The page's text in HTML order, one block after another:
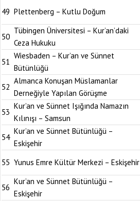
49 Plettenberg – Kutlu Doğum
50
Tübingen Üniversitesi – Kur’an’daki
Ceza Hukuku
51
Wiesbaden – Kur’an ve Sünnet
Bütünlüğü
52
Almanca Konuşan Müslamanlar
Derneğiyle Yapılan Görüşme
53
Kur’an ve Sünnet Işığında Namazın
Kılınışı – Samsun
54
Kur’an ve Sünnet Bütünlüğü –
Eskişehir
55 Yunus Emre Kültür Merkezi – Eskişehir
56
Kur’an ve Sünnet Bütünlüğü –
Eskişehir